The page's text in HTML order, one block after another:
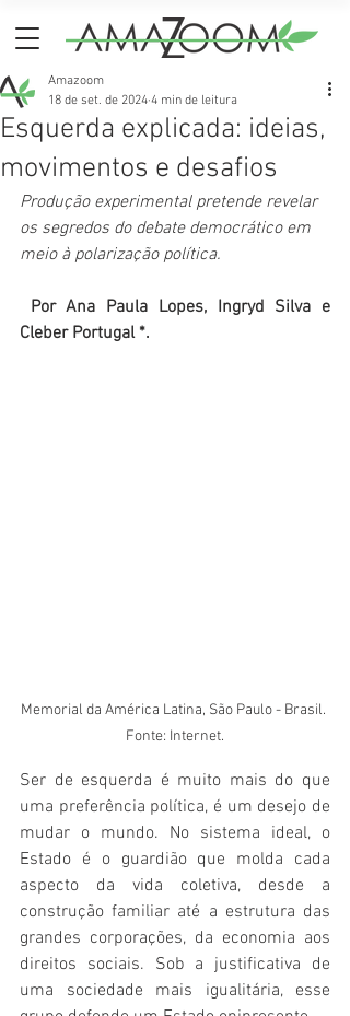
Esquerda explicada: ideias,
movimentos e desafios
Amazoom
18 de set. de 2024 4 min de leitura
Produção experimental pretende revelar
os segredos do debate democrático em
meio à polarização política.
Por Ana Paula Lopes, Ingryd Silva e
Cleber Portugal *.
Memorial da América Latina, São Paulo - Brasil.
Fonte: Internet.
Ser de esquerda é muito mais do que
uma preferência política, é um desejo de
mudar o mundo. No sistema ideal, o
Estado é o guardião que molda cada
aspecto da vida coletiva, desde a
construção familiar até a estrutura das
grandes corporações, da economia aos
direitos sociais. Sob a justificativa de
uma sociedade mais igualitária, esse